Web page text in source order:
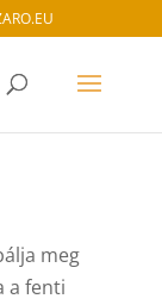
meg
a fenti